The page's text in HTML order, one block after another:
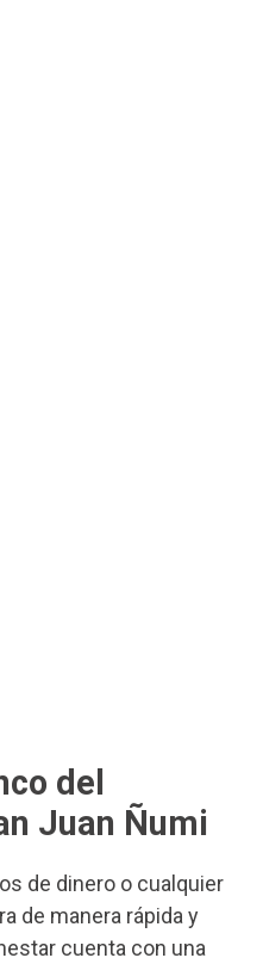
del
Juan Ñumi
de dinero o cualquier
de manera rápida y
cuenta con una